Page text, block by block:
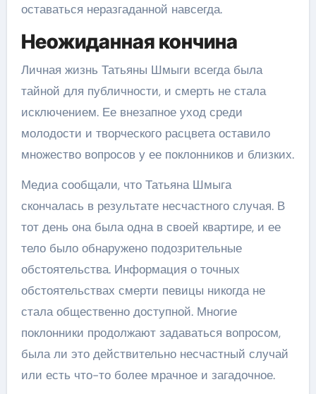
оставаться неразгаданной навсегда.
Неожиданная кончина
Личная жизнь Татьяны Шмыги всегда была
тайной для публичности, и смерть не стала
исключением. Ее внезапное уход среди
молодости и творческого расцвета оставило
множество вопросов у ее поклонников и близких.
Медиа сообщали, что Татьяна Шмыга
скончалась в результате несчастного случая. В
тот день она была одна в своей квартире, и ее
тело было обнаружено подозрительные
обстоятельства. Информация о точных
обстоятельствах смерти певицы никогда не
стала общественно доступной. Многие
поклонники продолжают задаваться вопросом,
была ли это действительно несчастный случай
или есть что-то более мрачное и загадочное.